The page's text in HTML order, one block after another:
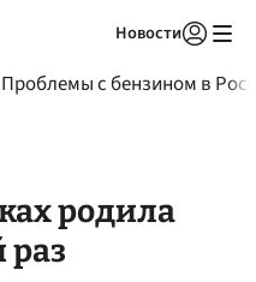
Новости
Проблемы с бензином в
родила
раз